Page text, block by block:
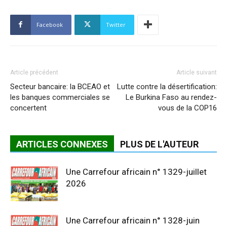
Facebook Twitter
Article précédent
Secteur bancaire: la BCEAO et
les banques commerciales se
concertent
Article suivant
Lutte contre la désertification:
Le Burkina Faso au rendez-
vous de la COP16
ARTICLES CONNEXES PLUS DE L'AUTEUR
Une Carrefour africain n° 1329-juillet
2026
Une Carrefour africain n° 1328-juin